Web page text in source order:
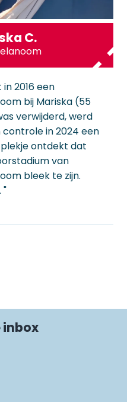
C.
2016 een
bij Mariska (55
verwijderd, werd
controle in 2024 een
ontdekt dat
van
bleek te zijn.
"
inbox